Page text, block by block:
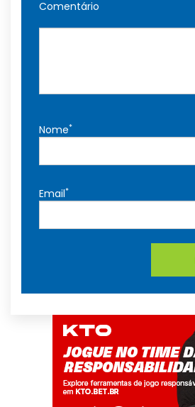
Comentário
Nome*
Email*